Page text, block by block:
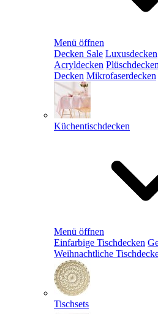
Menü öffnen
Decken Sale Luxusdecken
Acryldecken Plüschdecken
Decken Mikrofaserdecken
Küchentischdecken
Menü öffnen
Einfarbige Tischdecken
Weihnachtliche
Tischsets